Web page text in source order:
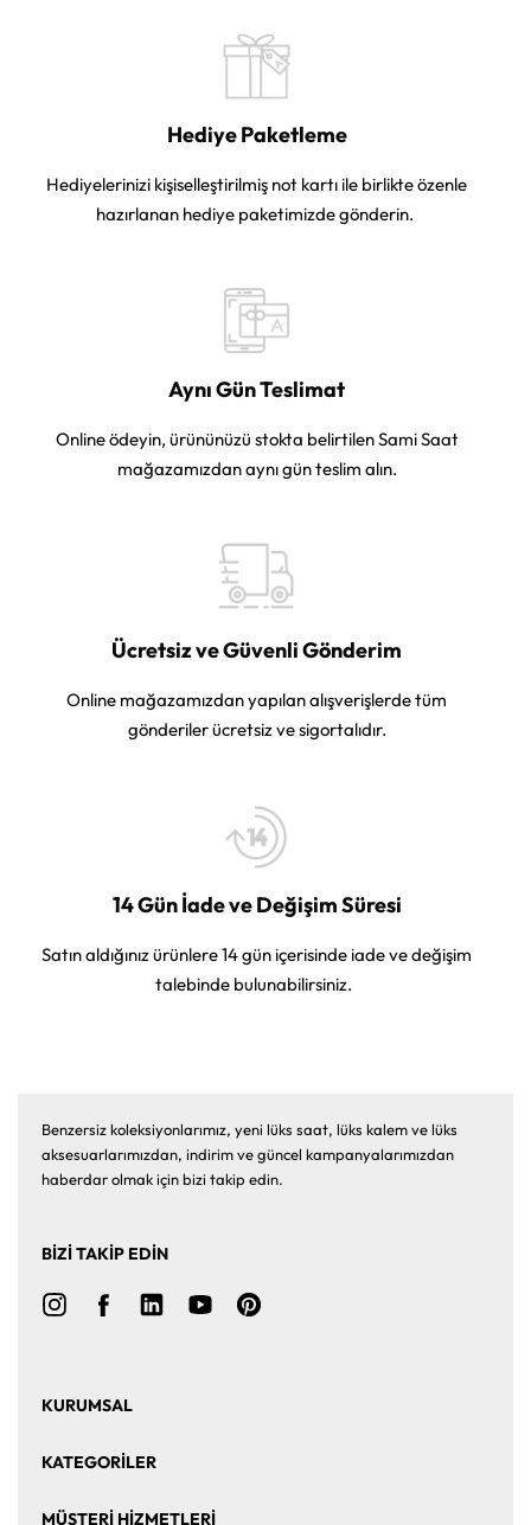
Hediye Paketleme
Hediyelerinizi kişiselleştirilmiş not kartı ile birlikte özenle
hazırlanan hediye paketimizde gönderin.
Aynı Gün Teslimat
Online ödeyin, ürününüzü stokta belirtilen Sami Saat
mağazamızdan aynı gün teslim alın.
Ücretsiz ve Güvenli Gönderim
Online mağazamızdan yapılan alışverişlerde tüm
gönderiler ücretsiz ve sigortalıdır.
14 Gün İade ve Değişim Süresi
Satın aldığınız ürünlere 14 gün içerisinde iade ve değişim
talebinde bulunabilirsiniz.
Benzersiz koleksiyonlarımız, yeni lüks saat, lüks kalem ve lüks
aksesuarlarımızdan, indirim ve güncel kampanyalarımızdan
haberdar olmak için bizi takip edin.
BİZİ TAKİP EDİN
KURUMSAL
KATEGORİLER
MÜŞTERİ HİZMETLERİ